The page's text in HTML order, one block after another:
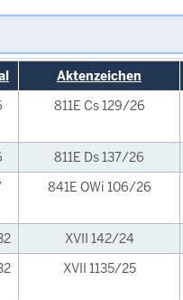
Aktenzeichen
811E Cs 129/26
811E Ds 137/26
841E OWi 106/26
XVII 142/24
XVII 1135/25